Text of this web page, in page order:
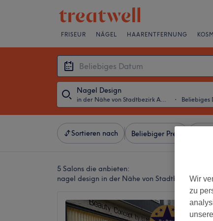
FRISEUR NÄGEL HAARENTFERNUNG
Nagel Design
in der Nähe von Stadtbezirk Aplerbeck, Dortmund ・ Beliebiges
Sortieren nach Beliebiger Preis
5 Salons die anbieten:
nagel design in der Nähe von Stadtbezirk
4,9
Wir
zu